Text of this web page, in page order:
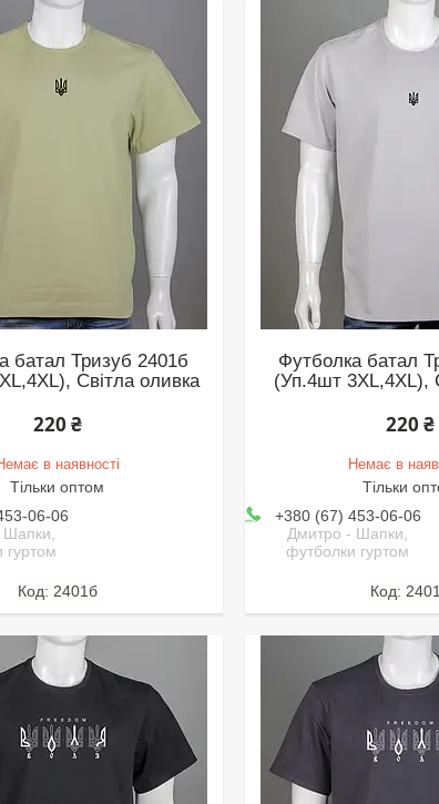
батал Тризуб 2401б
Світла оливка
220 ₴
в наявності
Тільки оптом
06-06
гуртом
2401б
Футболка батал
(Уп.4шт 3XL,4XL),
220 ₴
Немає в
Тільки
+380 (67) 453-06-06
Дмитро - Шапки,
футболки гуртом